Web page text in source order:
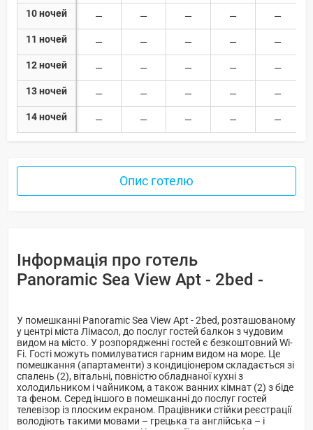
10 ночей
11 ночей
12 ночей
13 ночей
14 ночей
Опис готелю
Інформація про готель
Panoramic Sea View Apt - 2bed -
У помешканні Panoramic Sea View Apt - 2bed, розташованому
у центрі міста Лімасол, до послуг гостей балкон з чудовим
видом на місто. У розпорядженні гостей є безкоштовний Wi-
Fi. Гості можуть помилуватися гарним видом на море. Це
помешкання (апартаменти) з кондиціонером складається зі
спалень (2), вітальнi, повністю обладнаної кухні з
холодильником і чайником, а також ванних кімнат (2) з біде
та феном. Серед іншого в помешканні до послуг гостей
телевізор із плоским екраном. Працівники стійки реєстрації
володіють такими мовами – грецька та англійська – і